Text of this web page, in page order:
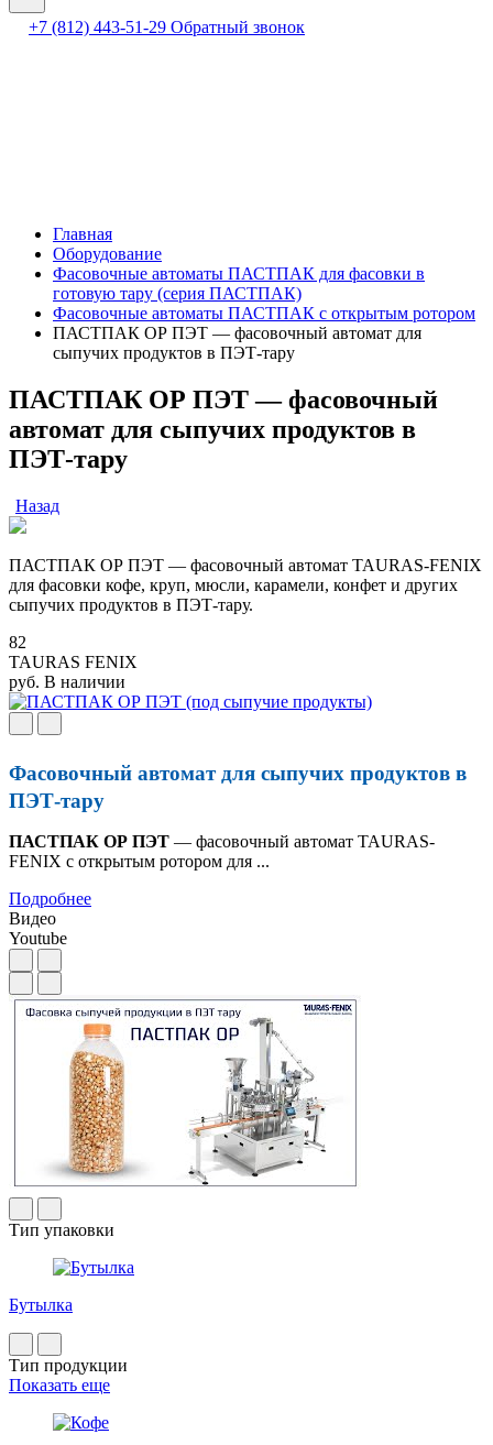
+7 (812) 443-51-29 Обратный звонок
Главная
Оборудование
Фасовочные автоматы ПАСТПАК для фасовки в
готовую тару (серия ПАСТПАК)
Фасовочные автоматы ПАСТПАК с открытым ротором
ПАСТПАК ОР ПЭТ — фасовочный автомат для
сыпучих продуктов в ПЭТ-тару
ПАСТПАК ОР ПЭТ — фасовочный
автомат для сыпучих продуктов в
ПЭТ-тару
Назад
ПАСТПАК ОР ПЭТ — фасовочный автомат TAURAS-FENIX
для фасовки кофе, круп, мюсли, карамели, конфет и других
сыпучих продуктов в ПЭТ-тару.
82
TAURAS FENIX
руб. В наличии
Фасовочный автомат для сыпучих продуктов в
ПЭТ-тару
ПАСТПАК ОР ПЭТ — фасовочный автомат TAURAS-
FENIX с открытым ротором для ...
Подробнее
Видео
Youtube
Тип упаковки
Бутылка
Тип продукции
Показать еще